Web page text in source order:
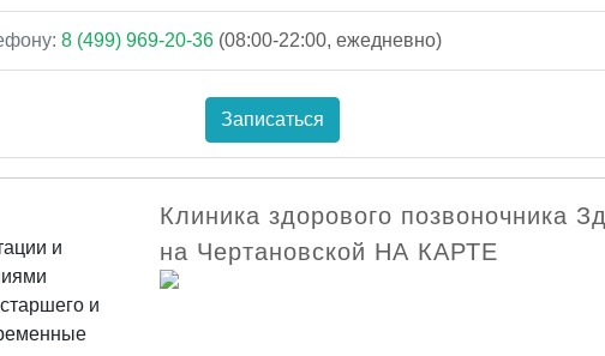
8 (499) 969-20-36 (08:00-22:00, ежедневно)
Записаться
и
и
Клиника здорового позвоночника
на Чертановской НА КАРТЕ